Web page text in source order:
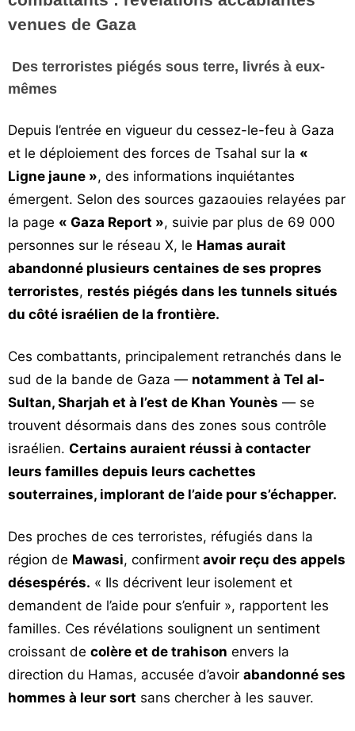
Vos
Les
bonnes
venues de Gaza
Des terroristes piégés sous terre, livrés à eux-
mêmes
Depuis l’entrée en vigueur du cessez-le-feu à Gaza
et le déploiement des forces de Tsahal sur la «
Ligne jaune », des informations inquiétantes
émergent. Selon des sources gazaouies relayées par
la page « Gaza Report », suivie par plus de 69 000
personnes sur le réseau X, le Hamas aurait
abandonné plusieurs centaines de ses propres
terroristes, restés piégés dans les tunnels situés
du côté israélien de la frontière.
Ces combattants, principalement retranchés dans le
sud de la bande de Gaza — notamment à Tel al-
Sultan, Sharjah et à l’est de Khan Younès — se
trouvent désormais dans des zones sous contrôle
israélien. Certains auraient réussi à contacter
leurs familles depuis leurs cachettes
souterraines, implorant de l’aide pour s’échapper.
Des proches de ces terroristes, réfugiés dans la
région de Mawasi, confirment avoir reçu des appels
désespérés. « Ils décrivent leur isolement et
demandent de l’aide pour s’enfuir », rapportent les
familles. Ces révélations soulignent un sentiment
croissant de colère et de trahison envers la
direction du Hamas, accusée d’avoir abandonné ses
hommes à leur sort sans chercher à les sauver.